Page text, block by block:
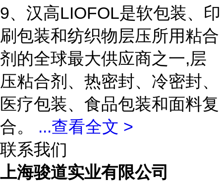
9、汉高LIOFOL是软包装、印
刷包装和纺织物层压所用粘合
剂的全球最大供应商之一,层
压粘合剂、热密封、冷密封、
医疗包装、食品包装和面料复
合。 ...查看全文 >
联系我们
上海骏道实业有限公司